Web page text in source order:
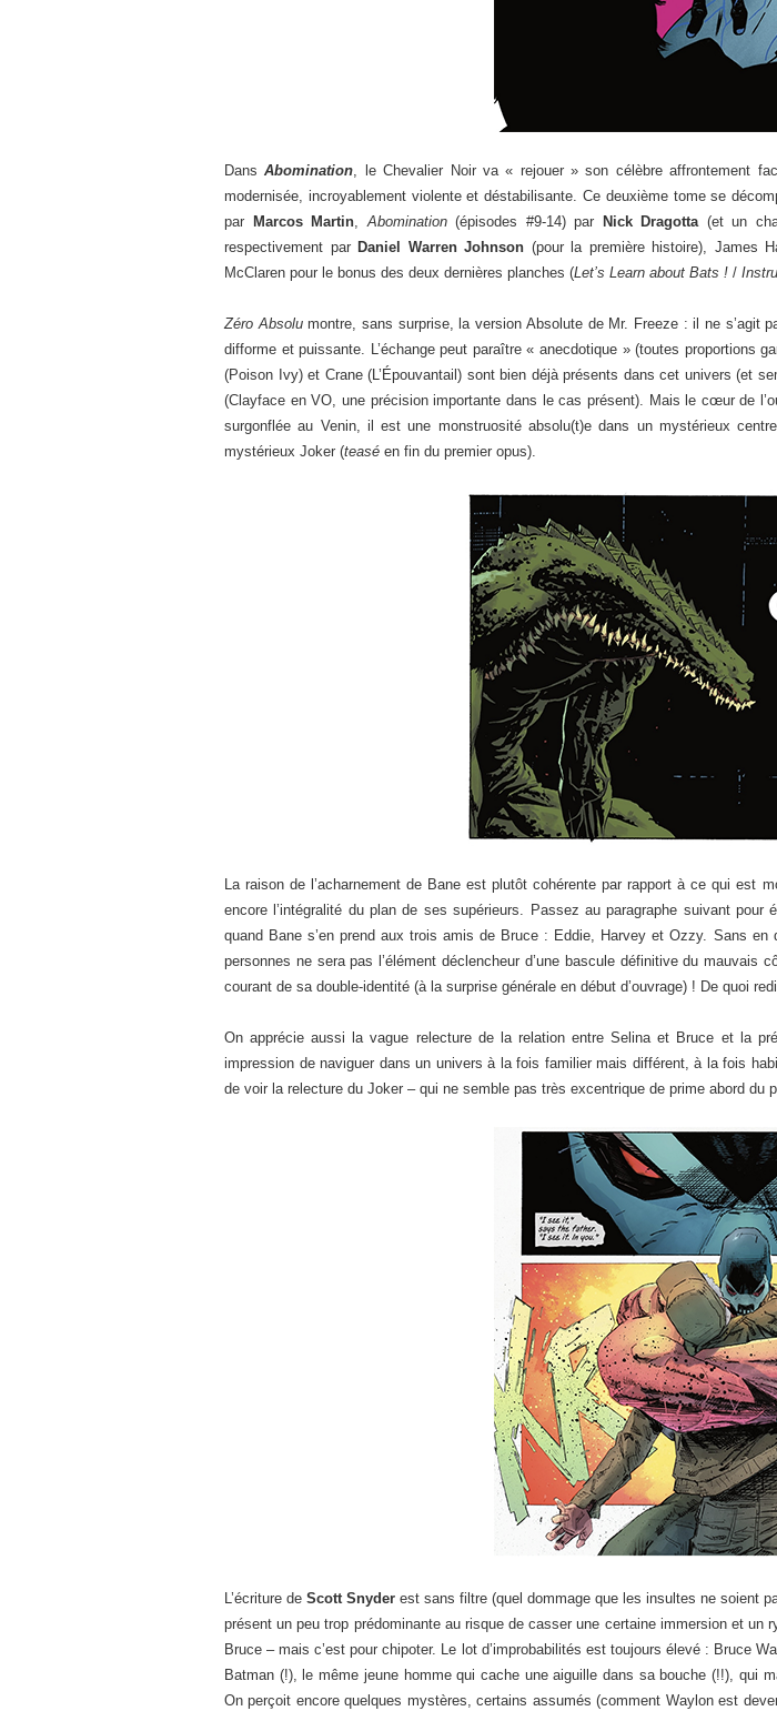
DansAbomination, le Chevalier Noir va « rejouer » son célèbre affrontement
modernisée, incroyablement violente et déstabilisante. Ce deuxième tome se
par
Marcos Martin,Abomination(épisodes #9-14) par Nick Dragotta(et un
respectivement par Daniel Warren Johnson (pour la première histoire), James
McClaren pour le bonus des deux dernières planches (Let’s Learn about Bats ! /
Zéro Absolumontre, sans surprise, la version Absolute de Mr. Freeze : il ne
difforme et puissante. L’échange peut paraître « anecdotique » (toutes proportions
(Poison Ivy) et Crane (L’Épouvantail) sont bien déjà présents dans cet univers (et
(Clayface en VO, une précision importante dans le cas présent). Mais le cœur de
surgonflée au Venin, il est une monstruosité absolu(t)e dans un mystérieux
mystérieux Joker (teasé en fin du premier opus).
La raison de l’acharnement de Bane est plutôt cohérente par rapport à ce qui
encore l’intégralité du plan de ses supérieurs. Passez au paragraphe suivant
quand Bane s’en prend aux trois amis de Bruce : Eddie, Harvey et Ozzy. Sans
personnes ne sera pas l’élément déclencheur d’une bascule définitive du mauvais
courant de sa double-identité (à la surprise générale en début d’ouvrage) ! De quoi
On apprécie aussi la vague relecture de la relation entre Selina et Bruce et la
impression de naviguer dans un univers à la fois familier mais différent, à la fois
de voir la relecture du Joker – qui ne semble pas très excentrique de prime abord du
L’écriture de Scott Snyder est sans filtre (quel dommage que les insultes ne soient
présent un peu trop prédominante au risque de casser une certaine immersion et
Bruce – mais c’est pour chipoter. Le lot d’improbabilités est toujours élevé : Bruce
Batman (!), le même jeune homme qui cache une aiguille dans sa bouche (!!),
On perçoit encore quelques mystères, certains assumés (comment Waylon est